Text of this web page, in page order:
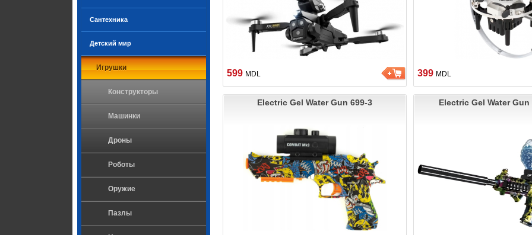
Сантехника
Детский мир
Игрушки
Конструкторы
Машинки
Дроны
Роботы
Оружие
Пазлы
599 MDL 399 MDL
Electric Gel Water Gun 699-3 Electric Gel Water Gun